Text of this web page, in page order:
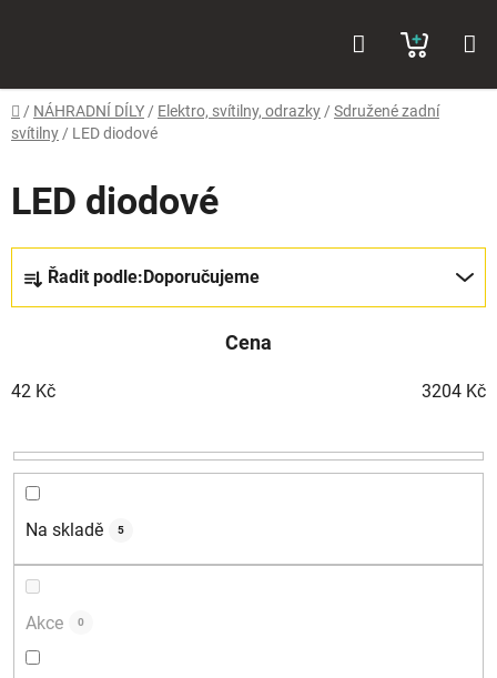
KOŠÍK
Domů
/ NÁHRADNÍ DÍLY / Elektro, svítilny, odrazky / Sdružené zadní
svítilny / LED diodové
LED diodové
n
í
r
Řadit podle:Doporučujeme
Cena
42 Kč 3204 Kč
Na skladě 5
Akce 0